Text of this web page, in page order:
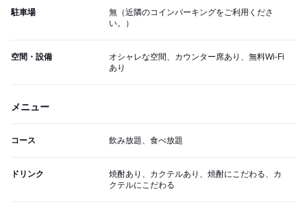
駐車場
無（近隣のコインパーキングをご利用くださ
い。）
空間・設備
オシャレな空間、カウンター席あり、無料Wi-Fi
あり
メニュー
コース 飲み放題、食べ放題
ドリンク
焼酎あり、カクテルあり、焼酎にこだわる、カ
クテルにこだわる